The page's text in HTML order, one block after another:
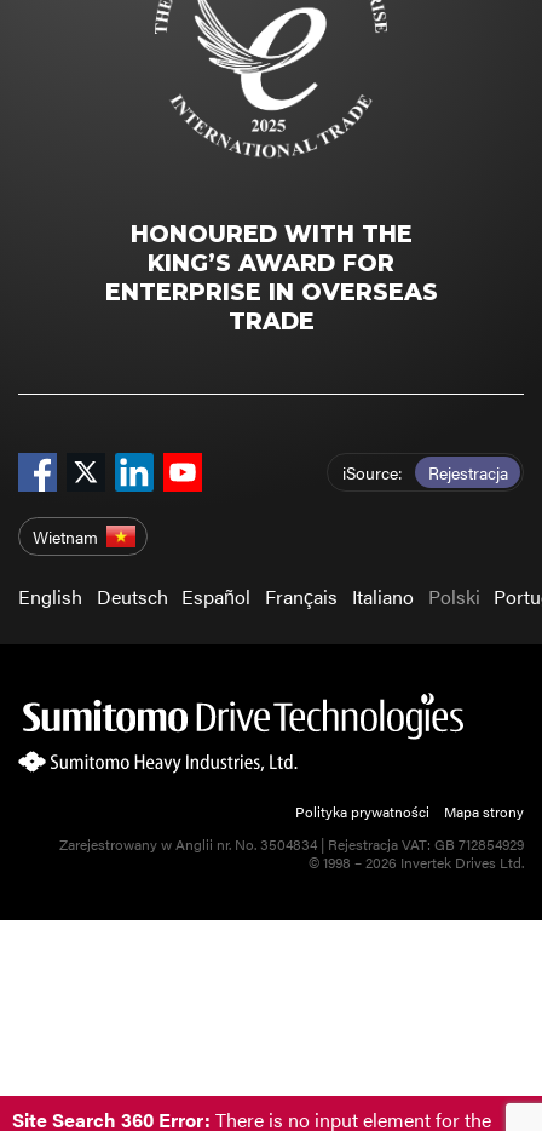
HONOURED WITH THE
KING’S AWARD FOR
ENTERPRISE IN OVERSEAS
TRADE
iSource Rejestracja
Wietnam
English Deutsch Español Français Italiano Polski
Polityka prywatności
Mapa strony
Zarejestrowany w Anglii nr. No. 3504834 | Rejestracja VAT: GB 712854929
© 1998 – 2026 Invertek Drives Ltd.
Site Search 360 Error: There is no input element for the